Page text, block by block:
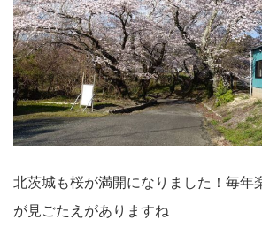
北茨城も桜が満開になりました！毎年
が見ごたえがありますね